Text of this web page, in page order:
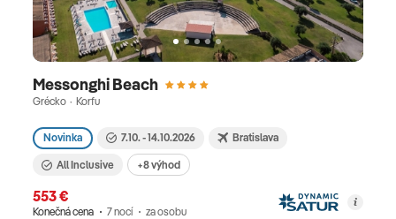
Messonghi Beach
Grécko · Korfu
Novinka 7.10. - 14.10.2026 Bratislava
All Inclusive +8 výhod
553 €
Konečná cena 7 nocí za osobu